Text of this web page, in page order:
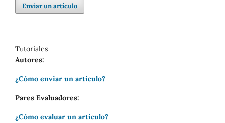
Enviar un artículo
Tutoriales
Autores:
¿Cómo enviar un artículo?
Pares Evaluadores:
¿Cómo evaluar un artículo?